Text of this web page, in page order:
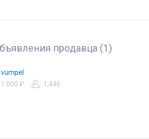
продавца (1)
vumpel
1 000 ₽
1,446